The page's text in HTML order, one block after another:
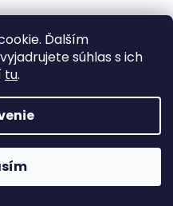
Ďalším
súhlas s ich
tu.